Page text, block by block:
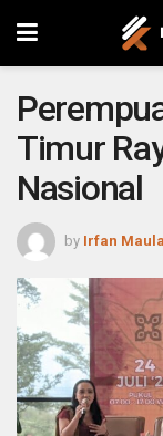
Timur
Nasional
by Irfan